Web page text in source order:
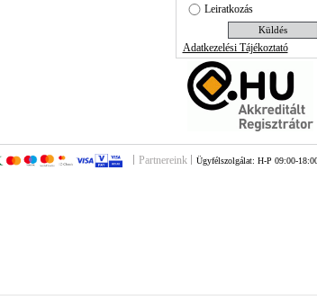
Leiratkozás
Adatkezelési Tájékoztató
Partnereink Ügyfélszolgálat: H-P 09:00-